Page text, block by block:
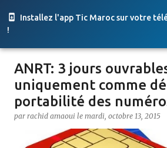
Installez l'app Tic Maroc sur votre
!
Accéder au contenu
ANRT: 3 jours
uniquement comme
portabilité des
par rachid amaoui le mardi, octobre 13, 2015